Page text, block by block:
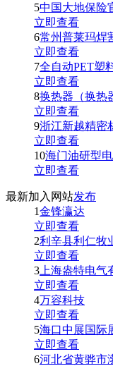
5中国大地保险
立即查看
6常州普莱玛焊
立即查看
7全自动PET塑
立即查看
8换热器（换热
立即查看
9浙江新越精密
立即查看
10海门油研型
立即查看
最新加入网站发布
1金锋瀛达
立即查看
2利辛县利仁牧
立即查看
3 上海盎特电气
立即查看
4万容科技
立即查看
5海口中展国际
立即查看
6河北省黄骅市